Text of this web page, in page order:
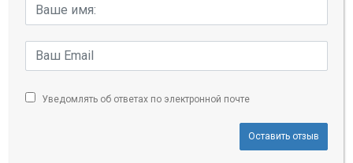
Уведомлять об ответах по электронной почте
Оставить отзыв